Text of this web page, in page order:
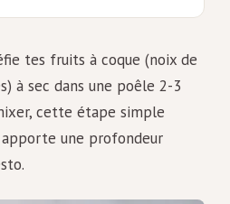
tes fruits à coque (noix de
à sec dans une poêle 2-3
cette étape simple
une profondeur